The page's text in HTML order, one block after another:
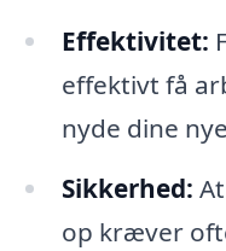
Effektivitet:
effektivt få
nyde dine
Sikkerhed:
op kræver